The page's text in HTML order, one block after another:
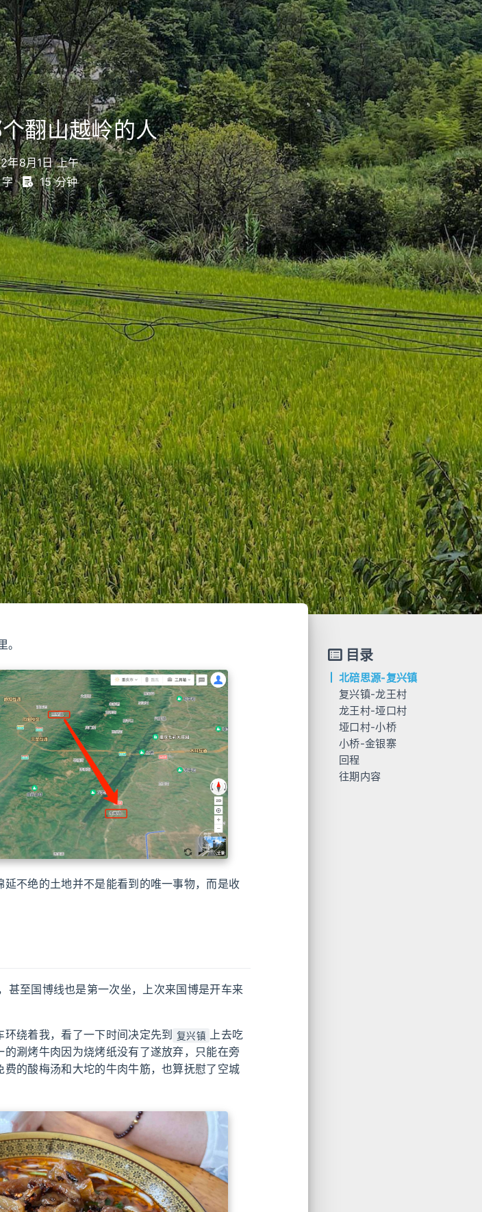
翻山越岭的人_
年8月1日 上午
字
15 分钟
不绝的土地并不是能看到的唯一事物，而是收
甚至国博线也是第一次坐，上次来国博是开车来
绕着我，看了一下时间决定先到 复兴镇 上去吃
涮烤牛肉因为烧烤纸没有了遂放弃，只能在旁
的酸梅汤和大坨的牛肉牛筋，也算抚慰了空城
目录
北碚思源-复兴镇
复兴镇-龙王村
龙王村-垭口村
垭口村-小桥
小桥-金银寨
回程
往期内容